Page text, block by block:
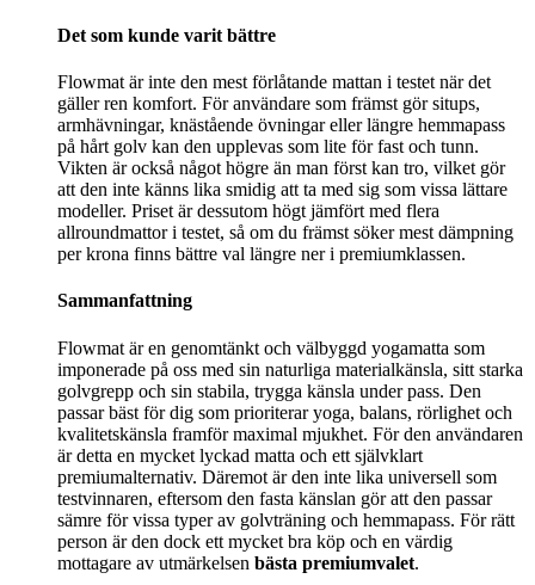
Det som kunde varit bättre
Flowmat är inte den mest förlåtande mattan i testet när det
gäller ren komfort. För användare som främst gör situps,
armhävningar, knästående övningar eller längre hemmapass
på hårt golv kan den upplevas som lite för fast och tunn.
Vikten är också något högre än man först kan tro, vilket gör
att den inte känns lika smidig att ta med sig som vissa lättare
modeller. Priset är dessutom högt jämfört med flera
allroundmattor i testet, så om du främst söker mest dämpning
per krona finns bättre val längre ner i premiumklassen.
Sammanfattning
Flowmat är en genomtänkt och välbyggd yogamatta som
imponerade på oss med sin naturliga materialkänsla, sitt starka
golvgrepp och sin stabila, trygga känsla under pass. Den
passar bäst för dig som prioriterar yoga, balans, rörlighet och
kvalitetskänsla framför maximal mjukhet. För den användaren
är detta en mycket lyckad matta och ett självklart
premiumalternativ. Däremot är den inte lika universell som
testvinnaren, eftersom den fasta känslan gör att den passar
sämre för vissa typer av golvträning och hemmapass. För rätt
person är den dock ett mycket bra köp och en värdig
mottagare av utmärkelsen bästa premiumvalet.